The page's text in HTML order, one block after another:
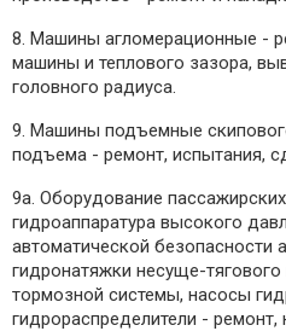
8. Машины агломерационные -
машины и теплового зазора,
головного радиуса.
9. Машины подъемные
подъема - ремонт, испытания,
9а. Оборудование
гидроаппаратура высокого
автоматической безопасности
гидронатяжки несуще-тягового
тормозной системы, насосы
гидрораспределители - ремонт,